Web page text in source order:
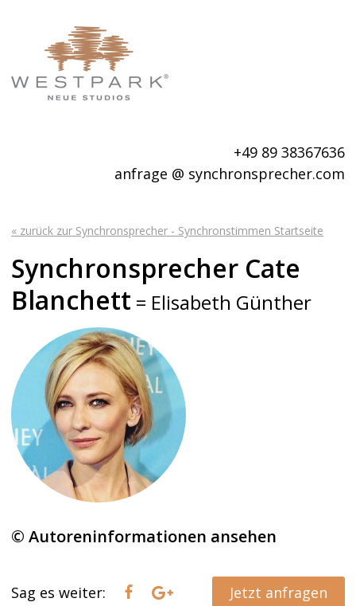
+49 89 38367636
anfrage @ synchronsprecher.com
« zurück zur Synchronsprecher - Synchronstimmen Startseite
Synchronsprecher Cate
Blanchett = Elisabeth Günther
© Autoreninformationen ansehen
Sag es weiter: Jetzt anfragen